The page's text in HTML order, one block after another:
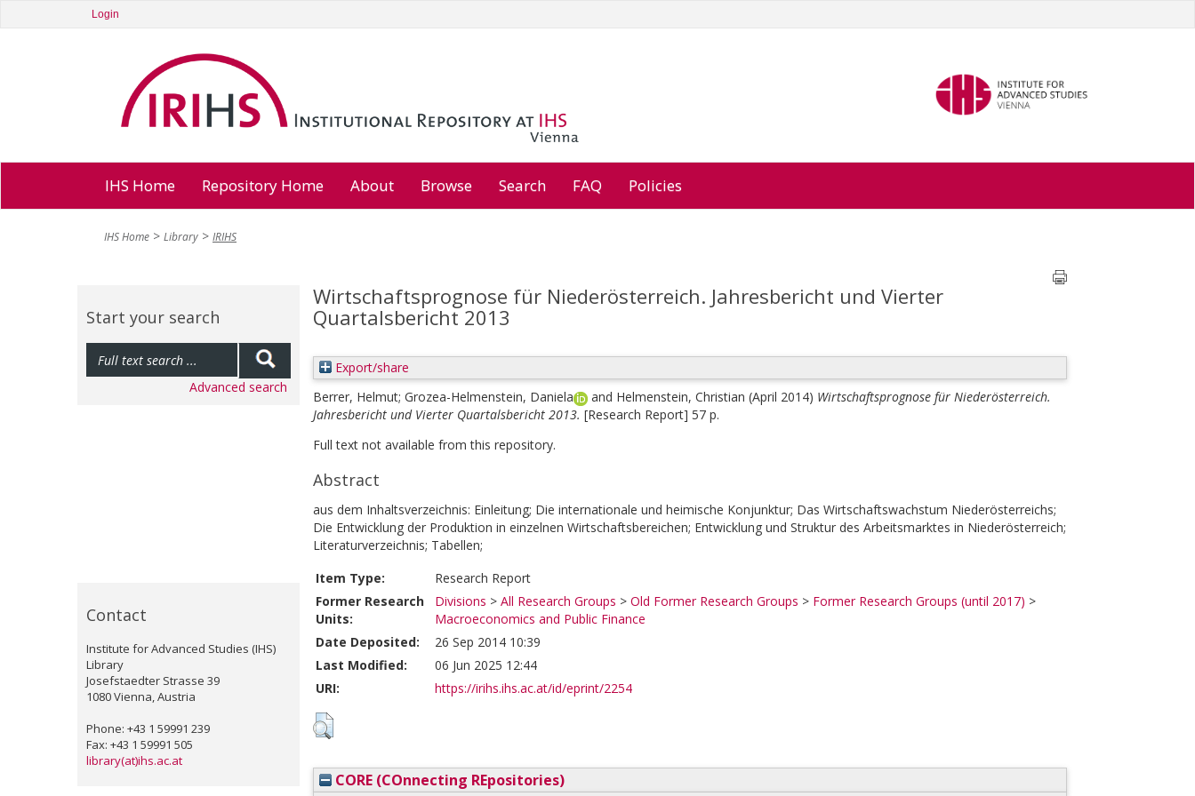
Login
IHS Home Repository Home About Browse Search FAQ Policies
IHS Home Library IRIHS
Start your search
Advanced search
Contact
Institute for Advanced Studies (IHS)
Library
Josefstaedter Strasse 39
1080 Vienna, Austria
Phone: +43 1 59991 239
Fax: +43 1 59991 505
library(at)ihs.ac.at
Wirtschaftsprognose für Niederösterreich. Jahresbericht und Vierter
Quartalsbericht 2013
Export/share
Berrer, Helmut; Grozea-Helmenstein, Daniela and Helmenstein, Christian (April 2014) Wirtschaftsprognose für Niederösterreich.
Jahresbericht und Vierter Quartalsbericht 2013. [Research Report] 57 p.
Full text not available from this repository.
Abstract
aus dem Inhaltsverzeichnis: Einleitung; Die internationale und heimische Konjunktur; Das Wirtschaftswachstum Niederösterreichs;
Die Entwicklung der Produktion in einzelnen Wirtschaftsbereichen; Entwicklung und Struktur des Arbeitsmarktes in Niederösterreich;
Literaturverzeichnis; Tabellen;
Item Type:
Research Report
Former Research
Units:
Divisions > All Research Groups > Old Former Research Groups > Former Research Groups (until 2017) >
Macroeconomics and Public Finance
Date Deposited:
26 Sep 2014 10:39
Last Modified:
06 Jun 2025 12:44
URI:
https://irihs.ihs.ac.at/id/eprint/2254
CORE (COnnecting REpositories)